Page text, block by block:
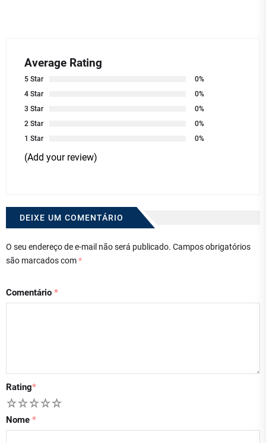
Average Rating
5 Star
0%
4 Star
0%
3 Star
0%
2 Star
0%
1 Star
0%
(Add your review)
DEIXE UM COMENTÁRIO
O seu endereço de e-mail não será publicado. Campos obrigatórios
são marcados com*
Comentário *
Rating*
5
4
3
2
Nome *